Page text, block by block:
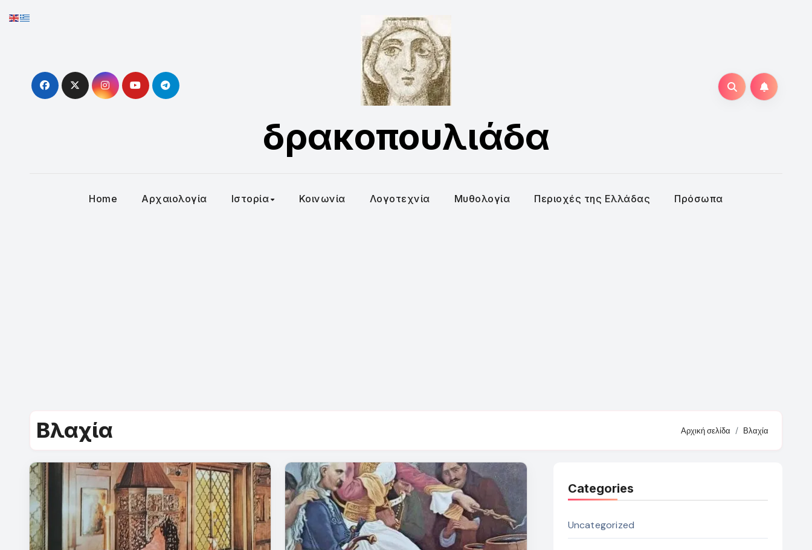
to
δρακοπουλιάδα
Home Αρχαιολογία Ιστορία Κοινωνία Λογοτεχνία Μυθολογία Περιοχές της Ελλάδας Πρόσωπα
Βλαχία Αρχική σελίδα Βλαχία
Categories
Uncategorized